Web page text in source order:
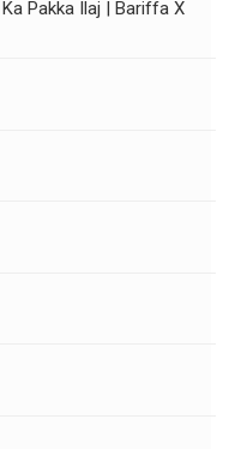
Pakka Ilaj | Bariffa X